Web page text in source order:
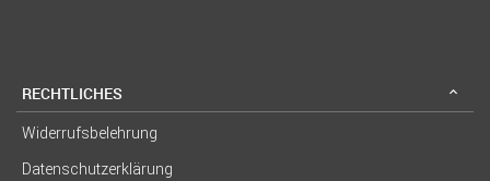
RECHTLICHES
Widerrufsbelehrung
Datenschutzerklärung